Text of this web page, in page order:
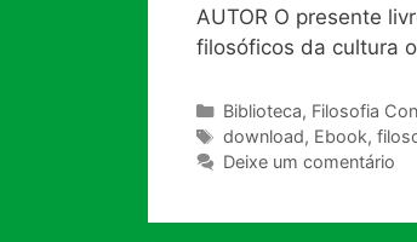
AUTOR O presente
filosóficos da cultura
Categorias
Biblioteca, Filosofia
Tags
download, Ebook,
Deixe um comentário